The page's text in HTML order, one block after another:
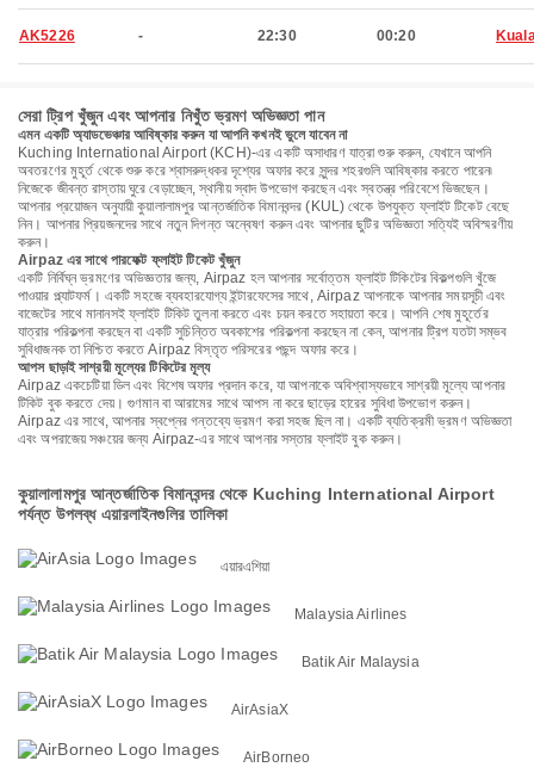
AK5226 - 22:30 00:20
সেরা ট্রিপ খুঁজুন এবং আপনার নিখুঁত ভ্রমণ অভিজ্ঞতা পান
এমন একটি অ্যাডভেঞ্চার আবিষ্কার করুন যা আপনি কখনই ভুলে যাবেন না
Kuching International Airport (KCH)-এর একটি অসাধারণ যাত্রা শুরু করুন, যেখানে আপনি
অবতরণের মুহূর্ত থেকে শুরু করে শ্বাসরুদ্ধকর দৃশ্যের অফার করে সুন্দর শহরগুলি আবিষ্কার করতে পারেন৷
নিজেকে জীবন্ত রাস্তায় ঘুরে বেড়াচ্ছেন, স্থানীয় স্বাদ উপভোগ করছেন এবং স্বতন্ত্র পরিবেশে ভিজছেন।
আপনার প্রয়োজন অনুযায়ী কুয়ালালামপুর আন্তর্জাতিক বিমানবন্দর (KUL) থেকে উপযুক্ত ফ্লাইট টিকেট বেছে
নিন। আপনার প্রিয়জনদের সাথে নতুন দিগন্ত অন্বেষণ করুন এবং আপনার ছুটির অভিজ্ঞতা সত্যিই অবিস্মরণীয়
করুন।
Airpaz এর সাথে পারফেক্ট ফ্লাইট টিকেট খুঁজুন
একটি নির্বিঘ্ন ভ্রমণের অভিজ্ঞতার জন্য, Airpaz হল আপনার সর্বোত্তম ফ্লাইট টিকিটের বিকল্পগুলি খুঁজে
পাওয়ার প্ল্যাটফর্ম। একটি সহজে ব্যবহারযোগ্য ইন্টারফেসের সাথে, Airpaz আপনাকে আপনার সময়সূচী এবং
বাজেটের সাথে মানানসই ফ্লাইট টিকিট তুলনা করতে এবং চয়ন করতে সহায়তা করে। আপনি শেষ মুহূর্তের
যাত্রার পরিকল্পনা করছেন বা একটি সুচিন্তিত অবকাশের পরিকল্পনা করছেন না কেন, আপনার ট্রিপ যতটা সম্ভব
সুবিধাজনক তা নিশ্চিত করতে Airpaz বিস্তৃত পরিসরের পছন্দ অফার করে।
আপস ছাড়াই সাশ্রয়ী মূল্যের টিকিটের মূল্য
Airpaz একচেটিয়া ডিল এবং বিশেষ অফার প্রদান করে, যা আপনাকে অবিশ্বাস্যভাবে সাশ্রয়ী মূল্যে আপনার
টিকিট বুক করতে দেয়। গুণমান বা আরামের সাথে আপস না করে ছাড়ের হারের সুবিধা উপভোগ করুন।
Airpaz এর সাথে, আপনার স্বপ্নের গন্তব্যে ভ্রমণ করা সহজ ছিল না। একটি ব্যতিক্রমী ভ্রমণ অভিজ্ঞতা
এবং অপরাজেয় সঞ্চয়ের জন্য Airpaz-এর সাথে আপনার সস্তার ফ্লাইট বুক করুন।
কুয়ালালামপুর আন্তর্জাতিক বিমানবন্দর থেকে Kuching International Airport
পর্যন্ত উপলব্ধ এয়ারলাইনগুলির তালিকা
এয়ারএশিয়া
Malaysia Airlines
Batik Air Malaysia
AirAsiaX
AirBorneo